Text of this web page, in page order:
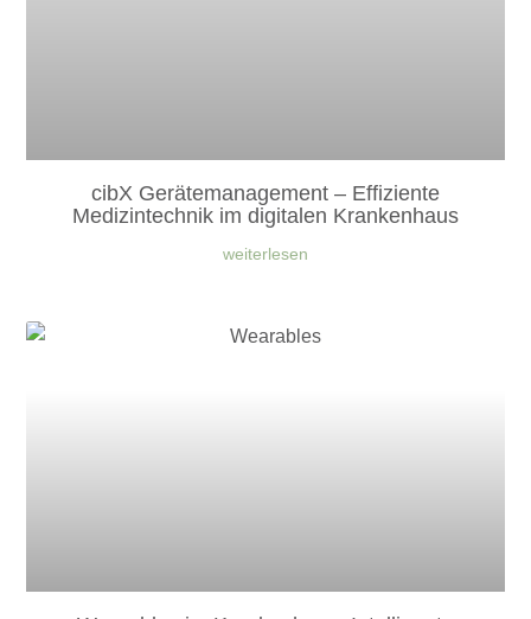
cibX Gerätemanagement – Effiziente
Medizintechnik im digitalen Krankenhaus
weiterlesen